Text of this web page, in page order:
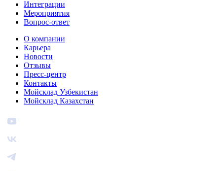
Интеграции
Мероприятия
Вопрос-ответ
О компании
Карьера
Новости
Отзывы
Пресс-центр
Контакты
Мойсклад Узбекистан
Мойсклад Казахстан